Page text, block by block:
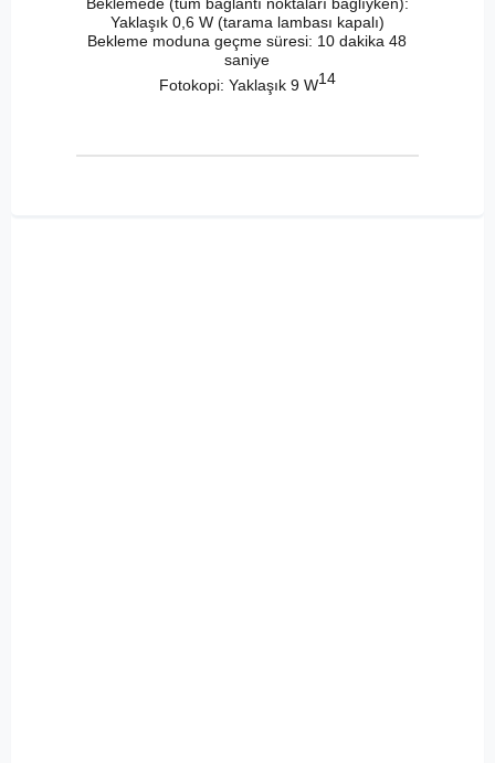
Yaklaşık 0,6 W (tarama lambası kapalı)
Bekleme moduna geçme süresi: 10 dakika 48
saniye
Fotokopi: Yaklaşık 9 W14